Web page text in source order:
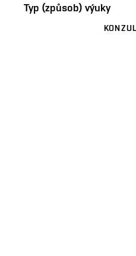
Typ (způsob) výuky